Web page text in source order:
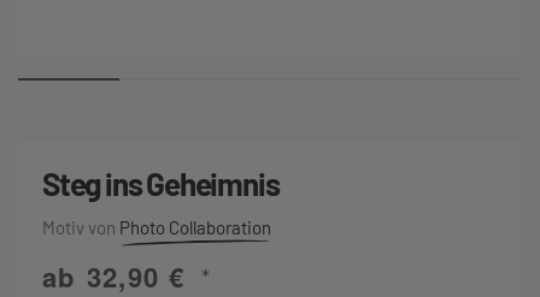
Steg ins Geheimnis
Photo Collaboration
ab 32,90€ *